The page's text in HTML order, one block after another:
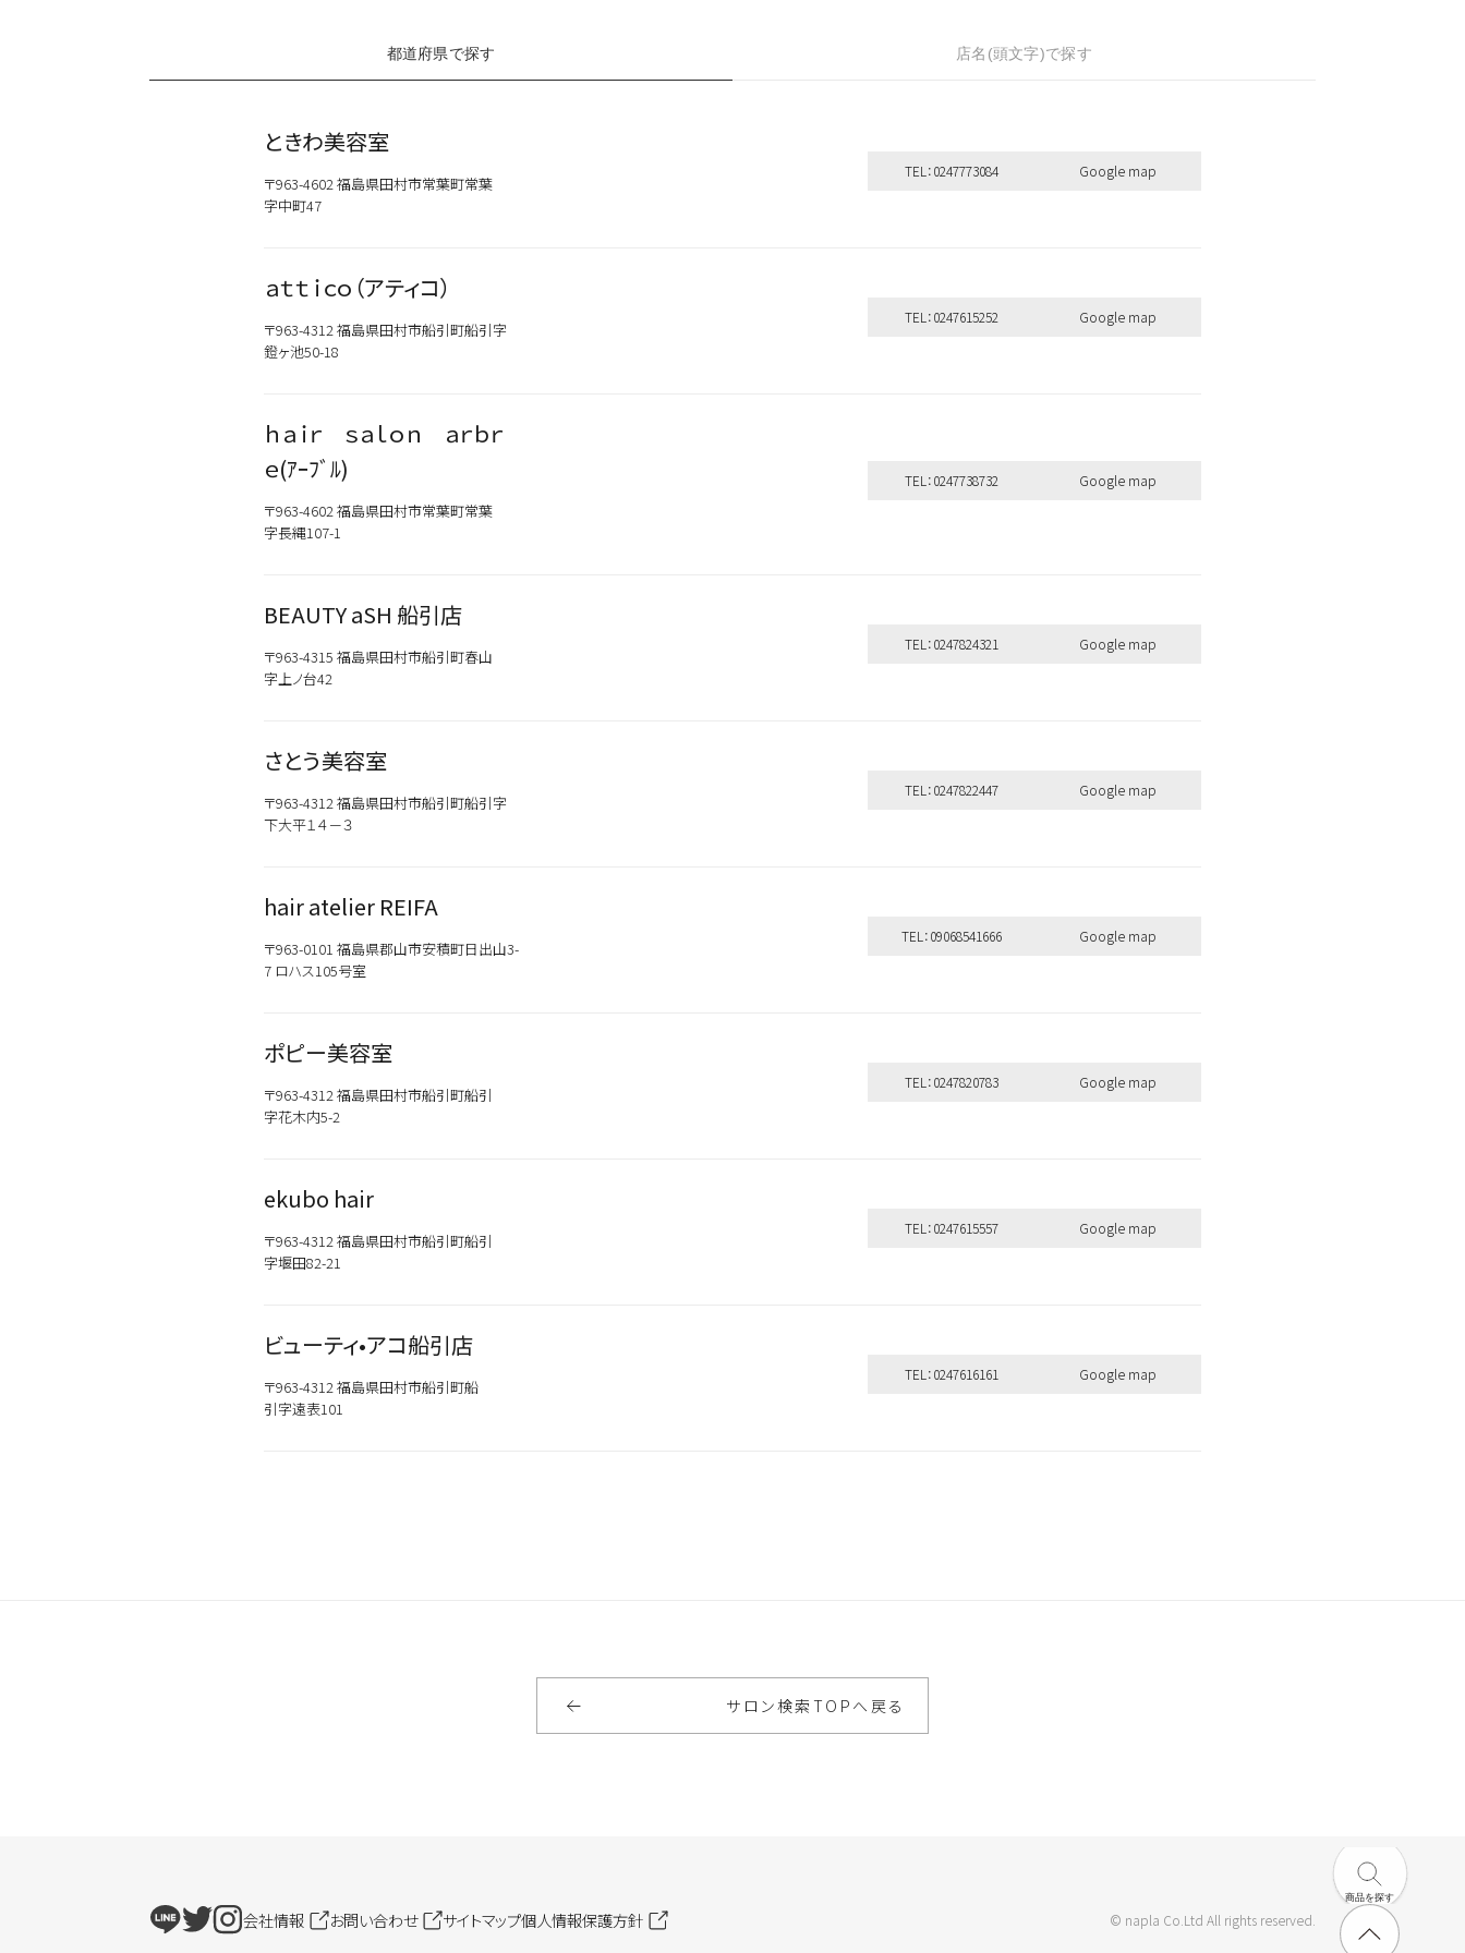
カテゴリから探す
スタイリング
新商品
お試しサイズあり
全てのキーワードを見る
お買い求めの際はお近くの取扱いサロンへお問い合わせください。
一部プロユース商品は、サロンにて施術のみ可能です。
取扱いサロンはこちら
都道府県で探す 店名(頭文字)で探す
ときわ美容室
〒963-4602 福島県田村市常葉町常葉
字中町47
TEL：0247773084 Google map
ａｔｔｉｃｏ（アティコ）
〒963-4312 福島県田村市船引町船引字
鐙ヶ池50-18
TEL：0247615252 Google map
ｈａｉｒ ｓａｌｏｎ ａｒｂｒ
ｅ(ｱｰﾌﾞﾙ)
〒963-4602 福島県田村市常葉町常葉
字長縄107-1
TEL：0247738732 Google map
BEAUTY aSH 船引店
〒963-4315 福島県田村市船引町春山
字上ノ台42
TEL：0247824321 Google map
さとう美容室
〒963-4312 福島県田村市船引町船引字
下大平１４－３
TEL：0247822447 Google map
hair atelier REIFA
〒963-0101 福島県郡山市安積町日出山3-
7 ロハス105号室
TEL：09068541666 Google map
ポピー美容室
〒963-4312 福島県田村市船引町船引
字花木内5-2
TEL：0247820783 Google map
ekubo hair
〒963-4312 福島県田村市船引町船引
字堰田82-21
TEL：0247615557 Google map
ビューティ•アコ船引店
〒963-4312 福島県田村市船引町船
引字遠表101
TEL：0247616161 Google map
サロン検索 TOP へ戻る
会社情報 お問い合わせ サイトマップ個人情報保護方針 © napla Co.Ltd All rights reserved.
商品を探す